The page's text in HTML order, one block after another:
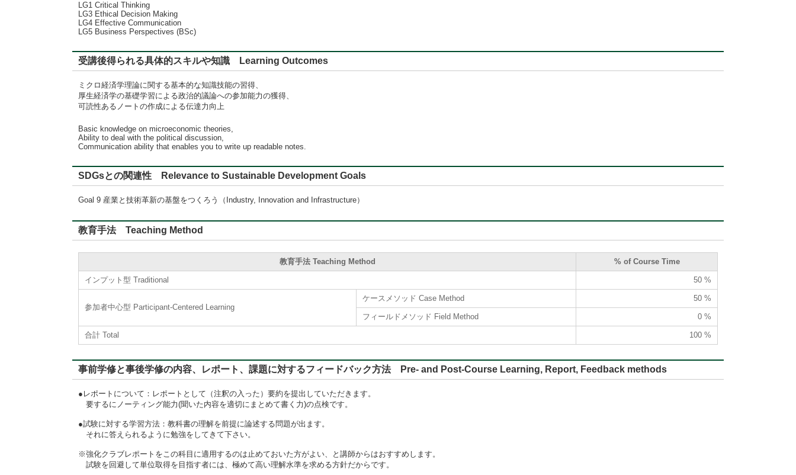
LG1 Critical Thinking
LG3 Ethical Decision Making
LG4 Effective Communication
LG5 Business Perspectives (BSc)
受講後得られる具体的スキルや知識 Learning Outcomes
ミクロ経済学理論に関する基本的な知識技能の習得、
厚生経済学の基礎学習による政治的議論への参加能力の獲得、
可読性あるノートの作成による伝達力向上
Basic knowledge on microeconomic theories,
Ability to deal with the political discussion,
Communication ability that enables you to write up readable notes.
SDGsとの関連性 Relevance to Sustainable Development Goals
Goal 9 産業と技術革新の基盤をつくろう（Industry, Innovation and Infrastructure）
教育手法 Teaching Method
教育手法 Teaching Method % of Course Time
インプット型 Traditional 50 %
参加者中心型 Participant-Centered Learning
ケースメソッド Case Method 50 %
フィールドメソッド Field Method 0 %
合計 Total 100 %
事前学修と事後学修の内容、レポート、課題に対するフィードバック方法 Pre- and Post-Course Learning, Report, Feedback methods
●レポートについて：レポートとして（注釈の入った）要約を提出していただきます。
要するにノーティング能力(聞いた内容を適切にまとめて書く力)の点検です。
●試験に対する学習方法：教科書の理解を前提に論述する問題が出ます。
それに答えられるように勉強をしてきて下さい。
※強化クラブレポートをこの科目に適用するのは止めておいた方がよい、と講師からはおすすめします。
試験を回避して単位取得を目指す者には、極めて高い理解水準を求める方針だからです。